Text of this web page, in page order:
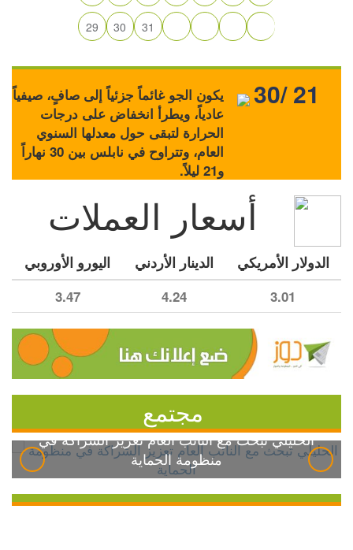
29 30 31
يكون الجو غائماً جزئياً إلى صافٍ، صيفياً
عادياً، ويطرأ انخفاض على درجات
الحرارة لتبقى حول معدلها السنوي
العام، وتتراوح في نابلس بين 30 نهاراً
و21 ليلاً.
30/ 21
أسعار العملات
الدولار الأمريكي الدينار الأردني اليورو الأوروبي
3.01
4.24
3.47
مجتمع
الخليلي تبحث مع النائب العام تعزيز الشراكة في
منظومة الحماية